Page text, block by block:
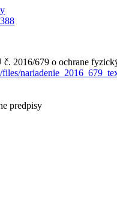
2016/679 o ochrane
predpisy